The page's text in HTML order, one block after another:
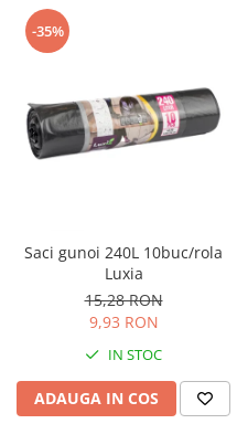
-35%
Saci gunoi 240L 10buc/rola
Luxia
15,28 RON
9,93 RON
IN STOC
ADAUGA IN COS